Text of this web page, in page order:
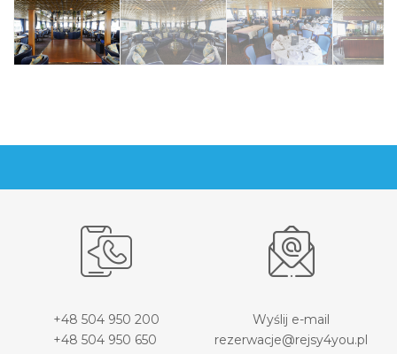
+48 504 950 200
+48 504 950 650
Wyślij e-mail
rezerwacje@rejsy4you.pl